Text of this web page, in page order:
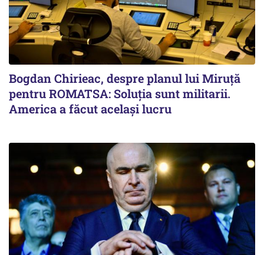
Bogdan Chirieac, despre planul lui Miruță
pentru ROMATSA: Soluția sunt militarii.
America a făcut același lucru